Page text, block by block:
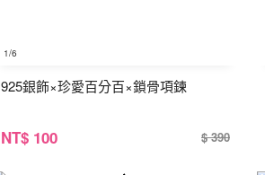
1/6
925銀飾×珍愛百分百×鎖骨項鍊
NT$ 100 $ 390